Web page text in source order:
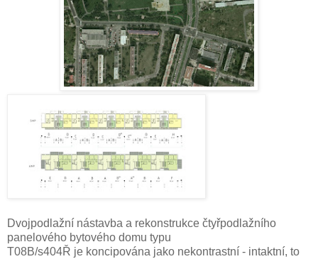
Dvojpodlažní nástavba a rekonstrukce čtyřpodlažního
panelového bytového domu typu
T08B/s404Ř je koncipována jako nekontrastní - intaktní, to